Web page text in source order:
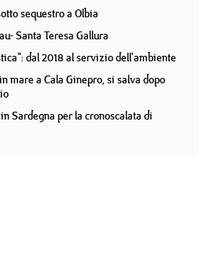
sequestro a Olbia
Santa Teresa Gallura
dal 2018 al servizio dell'ambiente
mare a Cala Ginepro, si salva dopo
Sardegna per la cronoscalata di